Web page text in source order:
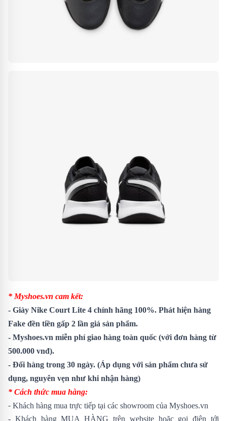
* Myshoes.vn cam kết:
- Giày Nike Court Lite 4 chính hãng 100%. Phát hiện hàng
Fake đền tiền gấp 2 lần giá sản phẩm.
- Myshoes.vn miễn phí giao hàng toàn quốc (với đơn hàng từ
500.000 vnđ).
- Đổi hàng trong 30 ngày. (Áp dụng với sản phẩm chưa sử
dụng, nguyên vẹn như khi nhận hàng)
* Cách thức mua hàng:
- Khách hàng mua trực tiếp tại các showroom của Myshoes.vn
- Khách hàng MUA HÀNG trên website hoặc gọi điện tới